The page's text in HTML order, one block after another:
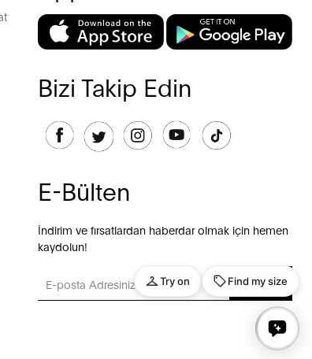
Bizi Takip Edin
E-Bülten
İndirim ve fırsatlardan haberdar olmak için hemen
kaydolun!
GÖNDER